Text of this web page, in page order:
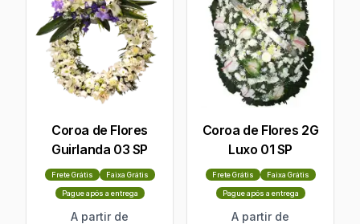
Coroa de Flores
Guirlanda 03 SP
Frete Grátis Faixa Grátis
Pague após a entrega
A partir de
Coroa de Flores 2G
Luxo 01 SP
Frete Grátis Faixa Grátis
Pague após a entrega
A partir de